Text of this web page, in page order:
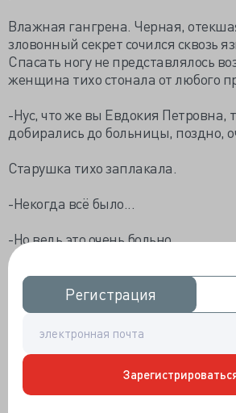
Регистрация
Регистрация
Влажная гангрена. Черная,
зловонный секрет сочился сквозь
Спасать ногу не представлялось
женщина тихо стонала от любого
-Нус, что же вы Евдокия Петровна,
добирались до больницы, поздно,
Старушка тихо заплакала.
-Некогда всё было...
-Но ведь это очень больно...
-Больно внучек, больно.
-Везите ее в отделение,-
В коридоре врача встретила
женщина в норковой шубке.
-Здравствуйте доктор,-